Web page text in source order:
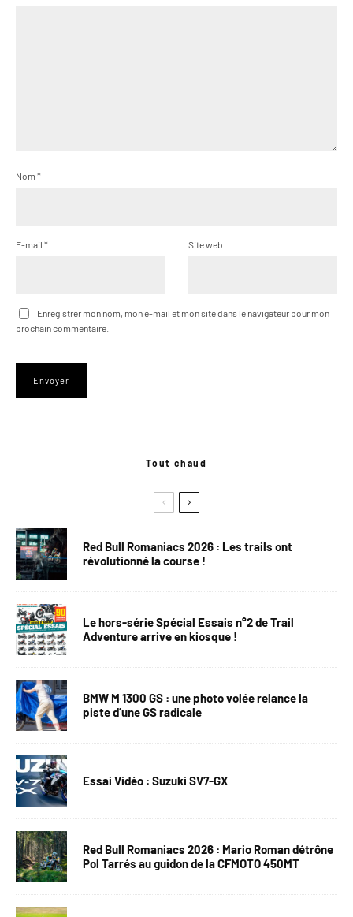
Nom *
E-mail * Site web
Enregistrer mon nom, mon e-mail et mon site dans le navigateur pour mon
prochain commentaire.
Tout chaud
Red Bull Romaniacs 2026 : Les trails ont
révolutionné la course !
Le hors-série Spécial Essais n°2 de Trail
Adventure arrive en kiosque !
BMW M 1300 GS : une photo volée relance la
piste d’une GS radicale
Essai Vidéo : Suzuki SV7-GX
Red Bull Romaniacs 2026 : Mario Roman détrône
Pol Tarrés au guidon de la CFMOTO 450MT